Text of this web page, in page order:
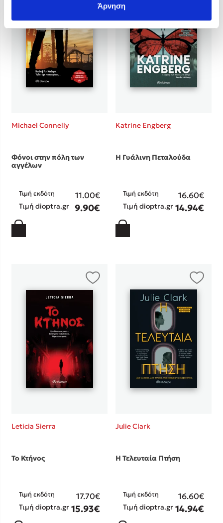
Άρνηση
Michael Connelly
Φόνοι στην πόλη των
αγγέλων
Τιμή εκδότη 11.00€
Τιμή dioptra.gr 9.90€
Katrine Engberg
Η Γυάλινη Πεταλούδα
Τιμή εκδότη 16.60€
Τιμή dioptra.gr 14.94€
Leticia Sierra
Το Κτήνος
Τιμή εκδότη 17.70€
Τιμή dioptra.gr 15.93€
Julie Clark
Η Τελευταία Πτήση
Τιμή εκδότη 16.60€
Τιμή dioptra.gr 14.94€